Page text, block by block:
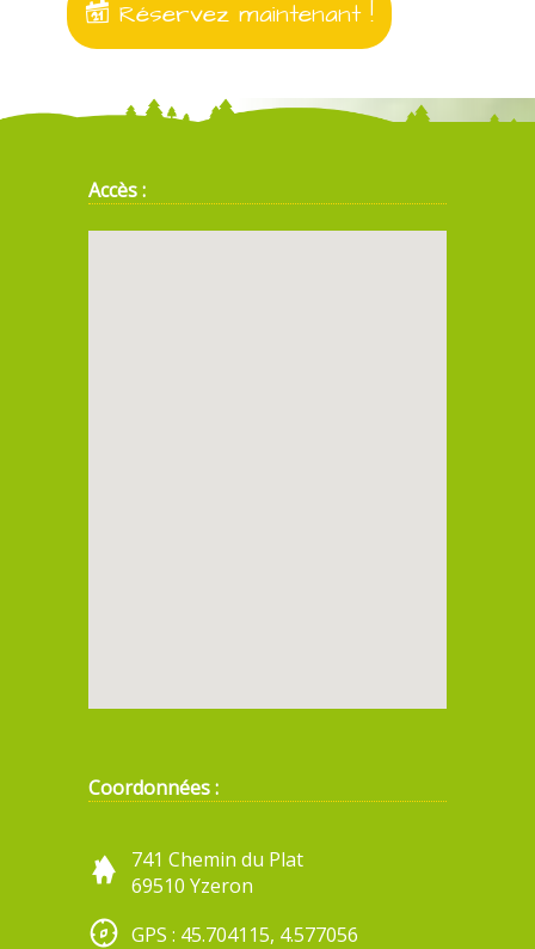
Réservez maintenant !
Accès :
Coordonnées :
741 Chemin du Plat
69510 Yzeron
GPS : 45.704115, 4.577056